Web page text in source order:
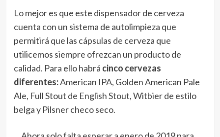
Lo mejor es que este dispensador de cerveza
cuenta con un sistema de autolimpieza que
permitirá que las cápsulas de cerveza que
utilicemos siempre ofrezcan un producto de
calidad. Para ello habrá cinco cervezas
diferentes:American IPA, Golden American Pale
Ale, Full Stout de English Stout, Witbier de estilo
belga y Pilsner checo seco.